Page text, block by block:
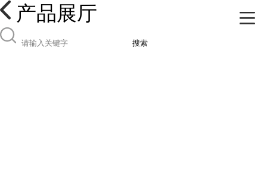
产品展厅
搜索